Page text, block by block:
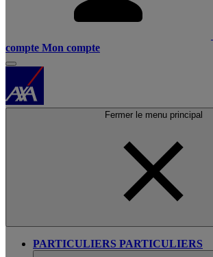
compte Mon compte
Fermer le menu principal
PARTICULIERS PARTICULIERS